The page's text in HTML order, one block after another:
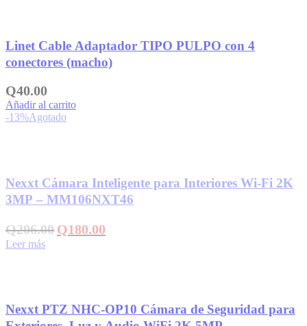
Linet Cable Adaptador TIPO PULPO con 4
conectores (macho)
Q40.00
Añadir al carrito
-13%Agotado
Nexxt Cámara Inteligente para Interiores Wi-Fi 2K
3MP – MM106NXT46
Q206.00 El
precio
Q180.00
precio
Leer más
Nexxt PTZ NHC-OP10 Cámara de Seguridad para